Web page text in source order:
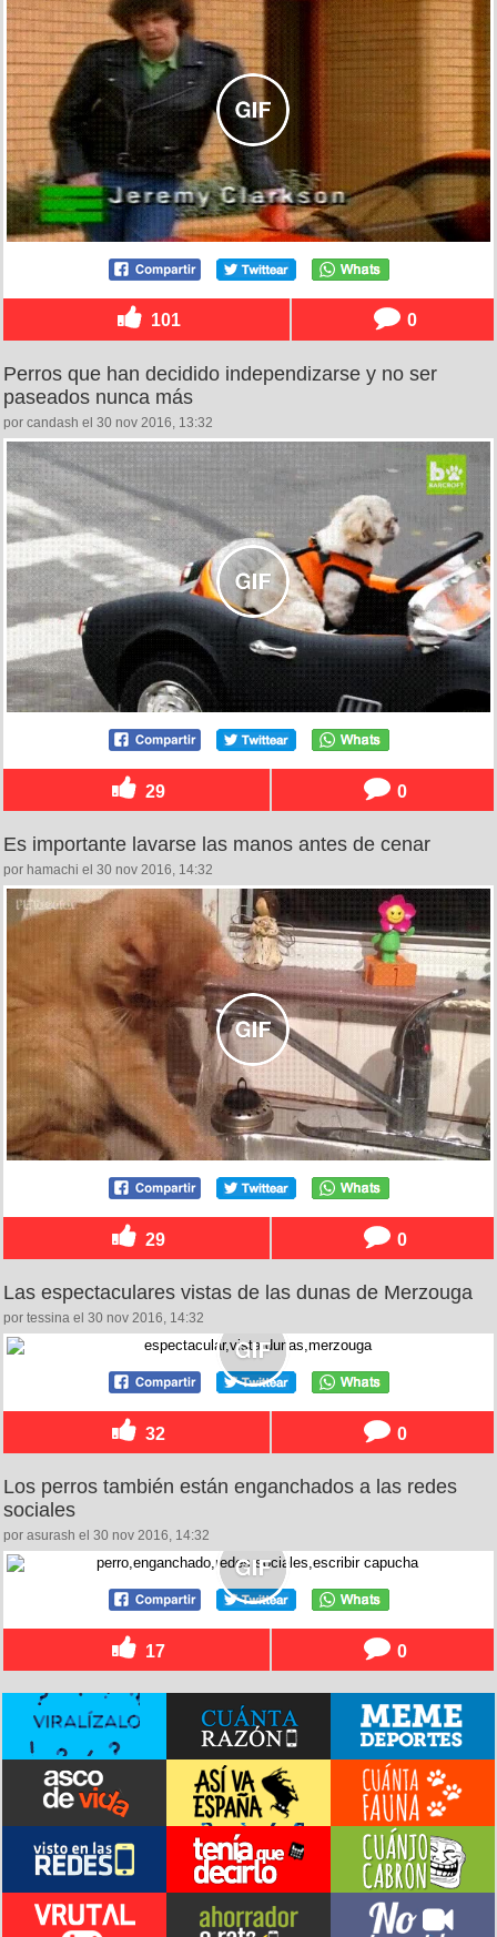
101 0
Perros que han decidido independizarse y no ser
paseados nunca más
por candash el 30 nov 2016, 13:32
29 0
Es importante lavarse las manos antes de cenar
por hamachi el 30 nov 2016, 14:32
29 0
Las espectaculares vistas de las dunas de Merzouga
por tessina el 30 nov 2016, 14:32
32 0
Los perros también están enganchados a las redes
sociales
por asurash el 30 nov 2016, 14:32
17 0